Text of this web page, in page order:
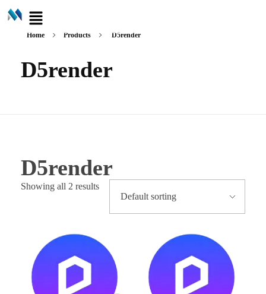
Home Products D5render
D5render
D5render
Showing all 2 results